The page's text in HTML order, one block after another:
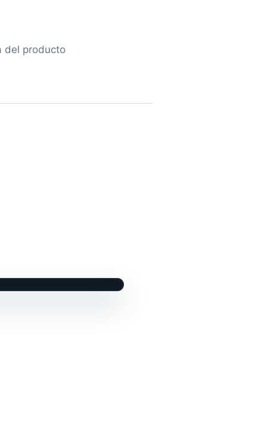
del producto